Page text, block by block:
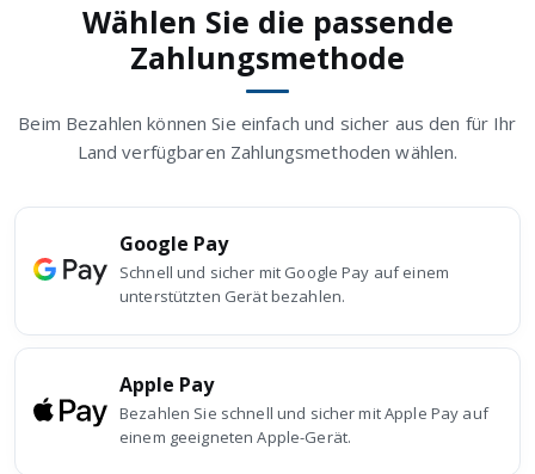
Wählen Sie die passende
Zahlungsmethode
Beim Bezahlen können Sie einfach und sicher aus den für Ihr
Land verfügbaren Zahlungsmethoden wählen.
Google Pay
Schnell und sicher mit Google Pay auf einem
unterstützten Gerät bezahlen.
Apple Pay
Bezahlen Sie schnell und sicher mit Apple Pay auf
einem geeigneten Apple-Gerät.